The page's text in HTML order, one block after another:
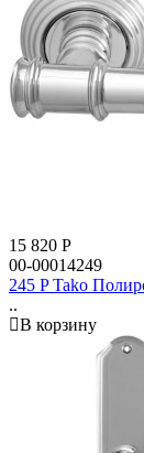
15 820 Р
00-00014249
245 P Tako
..
В корзину